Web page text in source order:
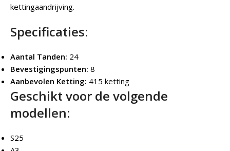
kettingaandrijving.
Specificaties:
Aantal Tanden: 24
Bevestigingspunten: 8
Aanbevolen Ketting: 415 ketting
Geschikt voor de volgende
modellen:
S25